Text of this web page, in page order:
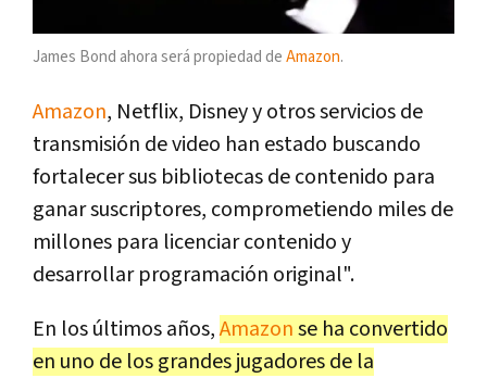
James Bond ahora será propiedad de Amazon.
Amazon, Netflix, Disney y otros servicios de
transmisión de video han estado buscando
fortalecer sus bibliotecas de contenido para
ganar suscriptores, comprometiendo miles de
millones para licenciar contenido y
desarrollar programación original".
En los últimos años,Amazonse ha convertido
en uno de los grandes jugadores de la